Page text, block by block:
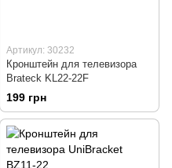
Артикул: 30232
Кронштейн для телевизора
Brateck KL22-22F
199 грн